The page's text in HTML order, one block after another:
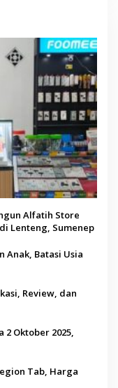
Alfatih Store
Lenteng, Sumenep
Anak, Batasi Usia
Review, dan
2 Oktober 2025,
Tab, Harga